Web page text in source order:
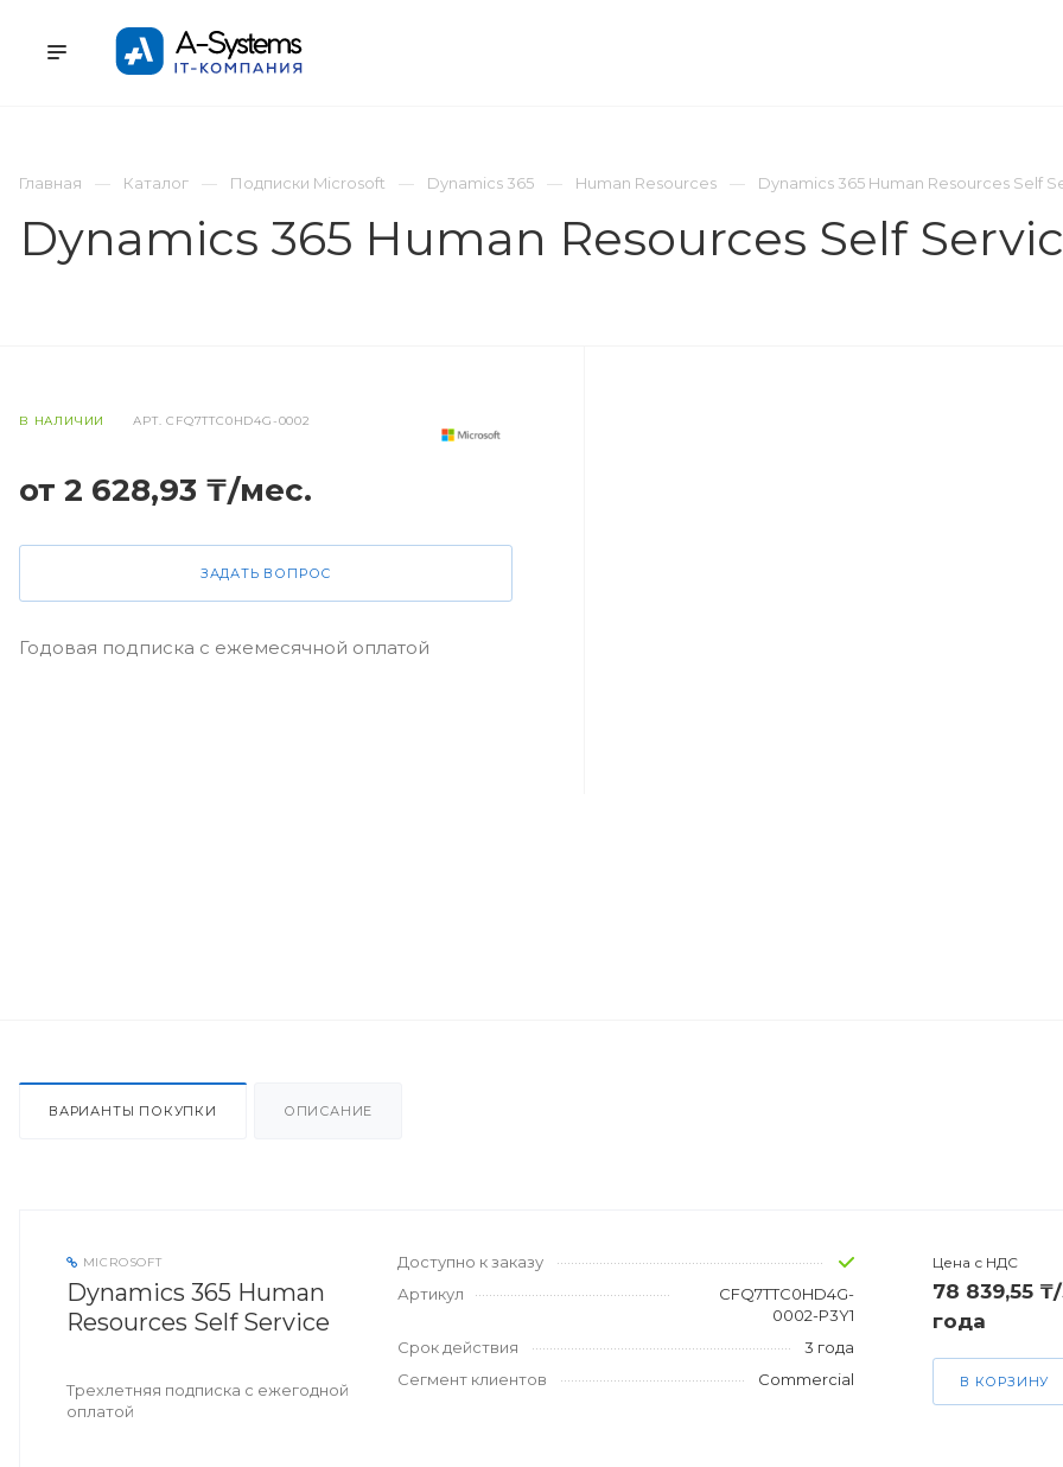
Главная
Каталог Подписки Microsoft Dynamics 365 Human Resources Dynamics 365 Human Resources Self
Dynamics 365 Human Resources Self
В НАЛИЧИИ АРТ.CFQ7TTC0HD4G-0002
от 2 628,93 ₸/мес.
ЗАДАТЬ ВОПРОС
Годовая подписка с ежемесячной оплатой
ВАРИАНТЫ ПОКУПКИ ОПИСАНИЕ
MICROSOFT
Dynamics 365 Human
Resources Self Service
Трехлетняя подписка с ежегодной
оплатой
Доступно к заказу
Артикул
CFQ7TTC0HD4G-
0002-P3Y1
Срок действия
3 года
Сегмент клиентов
Commercial
Цена с НДС
78 839,55
года
В КОРЗИНУ